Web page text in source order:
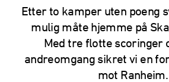
Etter to kamper uten poeng
mulig måte hjemme på
Med tre flotte scoringer
andreomgang sikret vi en
mot Ranheim.